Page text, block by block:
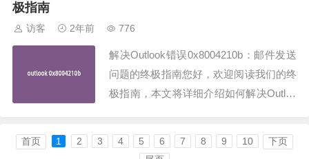
极指南
访客 2年前 776
解决Outlook错误0x8004210b：邮件发送
问题的终极指南您好，欢迎阅读我们的终
极指南，本文将详细介绍如何解决Outloo
人头痛的邮件发送问题。无论您是新手还
是经验丰富的用户，本指南都将帮助您轻
首页 1 2 3 4 5 6 7 8 9 10
下页